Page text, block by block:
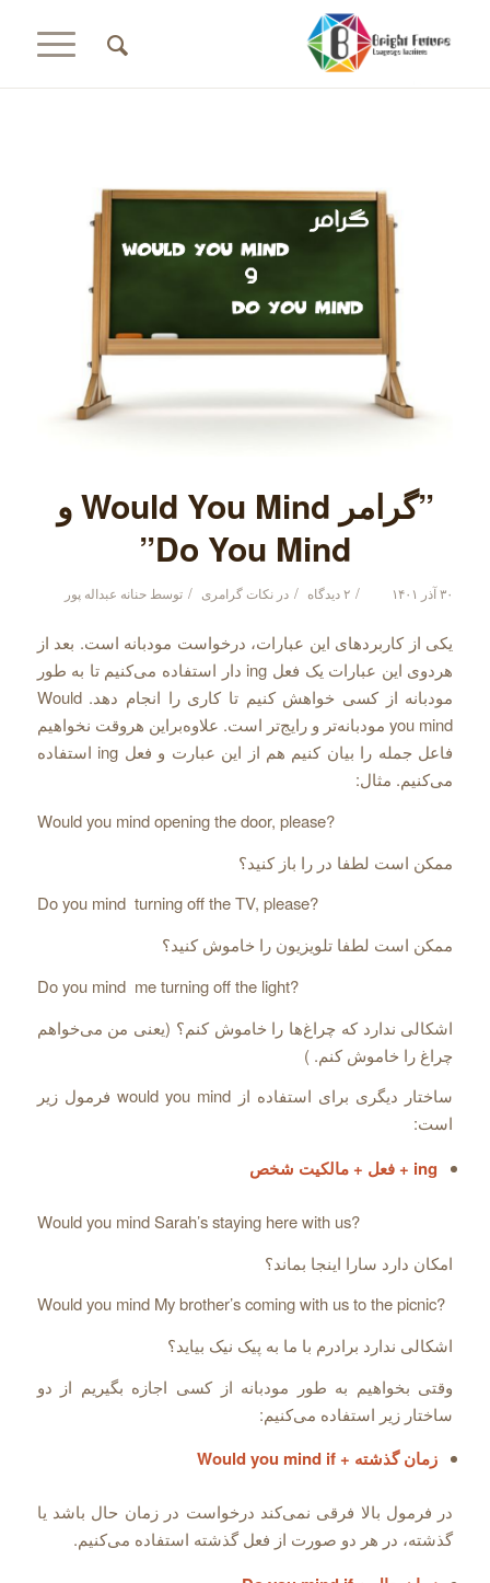
”گرامر Would You Mind و
Do You Mind”
۳۰ آذر ۱۴۰۱ / ۲ دیدگاه / درنکات گرامری / توسطحنانه عبداله پور
یکی از کاربردهای این عبارات، درخواست مودبانه است. بعد از
هردوی این عبارات یک فعل ing دار استفاده می‌‌کنیم تا به طور
مودبانه از کسی خواهش کنیم تا کاری را انجام دهد. Would
you mind مودبانه‌‌تر و رایج‌‌تر است. علاوه‌‌براین هروقت نخواهیم
فاعل جمله را بیان کنیم هم از این عبارت و فعل ing استفاده
می‌‌کنیم. مثال:
Would you mind opening the door, please?
ممکن است لطفا در را باز کنید؟
Do you mind turning off the TV, please?
ممکن است لطفا تلویزیون را خاموش کنید؟
Do you mind me turning off the light?
اشکالی ندارد که چراغ‌‌ها را خاموش کنم؟ (یعنی من می‌‌خواهم
چراغ را خاموش کنم. )
ساختار دیگری برای استفاده از would you mind فرمول زیر
است:
ing + فعل + مالکیت شخص
Would you mind Sarah’s staying here with us?
امکان دارد سارا اینجا بماند؟
Would you mind My brother’s coming with us to the picnic?
اشکالی ندارد برادرم با ما به پیک نیک بیاید؟
وقتی بخواهیم به طور مودبانه از کسی اجازه بگیریم از دو
ساختار زیر استفاده می‌‌کنیم:
زمان گذشته + Would you mind if
در فرمول بالا فرقی نمی‌‌کند درخواست در زمان حال باشد یا
گذشته، در هر دو صورت از فعل گذشته استفاده می‌‌کنیم.